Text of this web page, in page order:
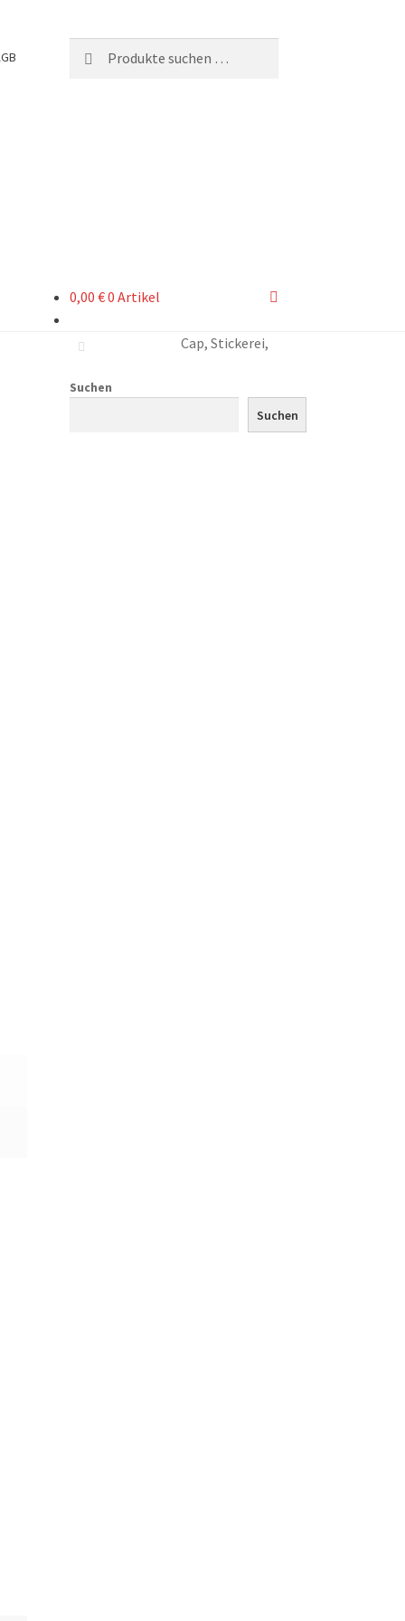
nach:
0,00 €0 Artikel
Cap, Stickerei,
Suchen
Suchen